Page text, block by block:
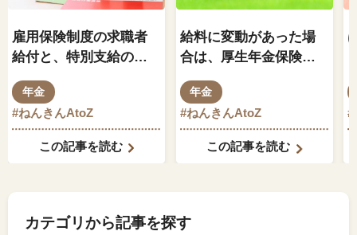
雇用保険制度の求職者
給付と、特別支給の老
齢厚生年金の関係はど
のようになっているの
でしょうか？
年金
#ねんきんAtoZ
この記事を読む
給料に変動があった場
合は、厚生年金保険料
もそれに伴って変動し
ますか？
年金
#ねんきんAtoZ
この記事を読む
#
カテゴリから記事を探す